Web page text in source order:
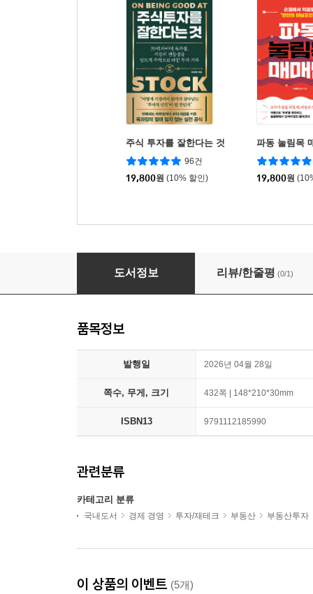
주식 투자를 잘한다는 것
96건
19,800원 (10% 할인)
파동 눌림목
19,800원
부동산 투자 AI 활용서
도서정보 리뷰/한줄평 (0/1)
품목정보
발행일 2026년 04월 28일
쪽수, 무게, 크기 432쪽 | 148*210*30mm
ISBN13 9791112185990
관련분류
카테고리 분류
국내도서 경제 경영 투자/재테크 부동산 부동산투자
이 상품의 이벤트 (5개)